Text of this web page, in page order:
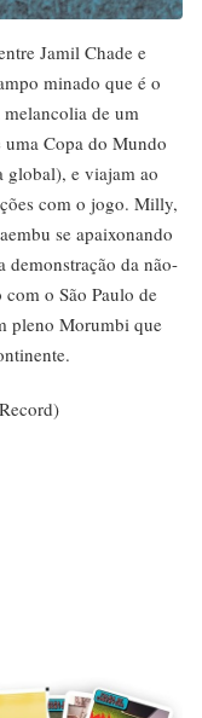
Jamil Chade e
minado que é o
de um
uma Copa do Mundo
global), e viajam ao
com o jogo. Milly,
se apaixonando
da não-
o São Paulo de
pleno Morumbi que